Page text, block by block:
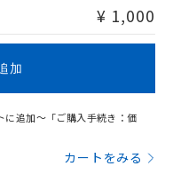
¥ 1,000
加
に追加～「ご購入手続き：価
カートをみる